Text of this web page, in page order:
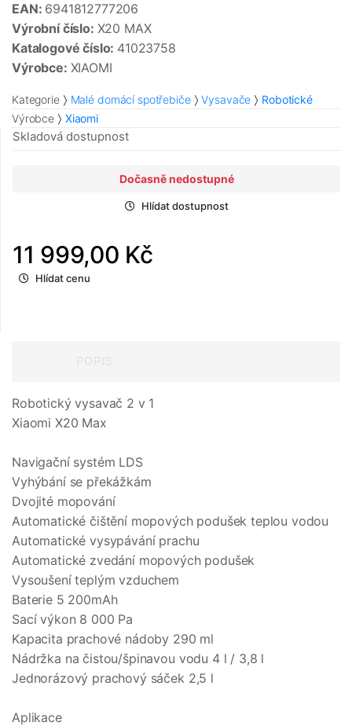
EAN: 6941812777206
Výrobní číslo: X20 MAX
Katalogové číslo: 41023758
Výrobce: XIAOMI
Kategorie Malé domácí spotřebiče Vysavače
Robotické
Výrobce
Xiaomi
Skladová dostupnost
Dočasně nedostupné
Hlídat dostupnost
11 999,00 Kč
Hlídat cenu
Robotický vysavač 2 v 1
Xiaomi X20 Max
Navigační systém LDS
Vyhýbání se překážkám
Dvojité mopování
Automatické čištění mopových podušek teplou vodou
Automatické vysypávání prachu
Automatické zvedání mopových podušek
Vysoušení teplým vzduchem
Baterie 5 200mAh
Sací výkon 8 000 Pa
Kapacita prachové nádoby 290 ml
Nádržka na čistou/špinavou vodu 4 l / 3,8 l
Jednorázový prachový sáček 2,5 l
Aplikace